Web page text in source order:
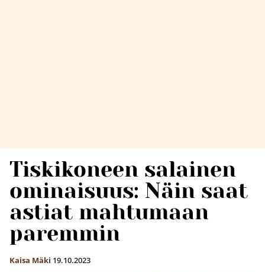
Tiskikoneen salainen
ominaisuus: Näin saat
astiat mahtumaan
paremmin
Kaisa Mäki 19.10.2023